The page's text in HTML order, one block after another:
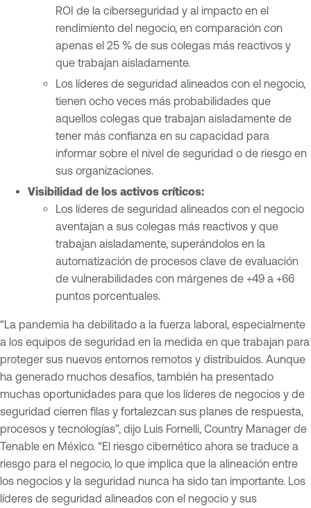
ROI de la ciberseguridad y al impacto en el
rendimiento del negocio, en comparación con
apenas el 25 % de sus colegas más reactivos y
que trabajan aisladamente.
Los líderes de seguridad alineados con el negocio,
tienen ocho veces más probabilidades que
aquellos colegas que trabajan aisladamente de
tener más confianza en su capacidad para
informar sobre el nivel de seguridad o de riesgo en
sus organizaciones.
Visibilidad de los activos críticos:
Los líderes de seguridad alineados con el negocio
aventajan a sus colegas más reactivos y que
trabajan aisladamente, superándolos en la
automatización de procesos clave de evaluación
de vulnerabilidades con márgenes de +49 a +66
puntos porcentuales.
“La pandemia ha debilitado a la fuerza laboral, especialmente
a los equipos de seguridad en la medida en que trabajan para
proteger sus nuevos entornos remotos y distribuidos. Aunque
ha generado muchos desafíos, también ha presentado
muchas oportunidades para que los líderes de negocios y de
seguridad cierren filas y fortalezcan sus planes de respuesta,
procesos y tecnologías”, dijo Luis Fornelli, Country Manager de
Tenable en México. “El riesgo cibernético ahora se traduce a
riesgo para el negocio, lo que implica que la alineación entre
los negocios y la seguridad nunca ha sido tan importante. Los
líderes de seguridad alineados con el negocio y sus